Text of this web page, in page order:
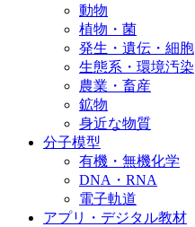
動物
植物・菌
発生・遺伝・細胞
生態系・環境汚染
農業・畜産
鉱物
身近な物質
分子模型
有機・無機化学
DNA・RNA
電子軌道
アプリ・デジタル教材